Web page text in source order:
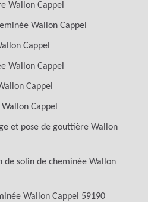
Wallon Cappel
Wallon Cappel
Cappel
Wallon Cappel
Cappel
Cappel
et pose de gouttière Wallon
solin de cheminée Wallon
Wallon Cappel 59190